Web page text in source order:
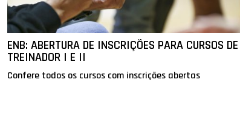
ENB: ABERTURA DE INSCRIÇÕES PARA CURSOS DE
TREINADOR I E II
Confere todos os cursos com inscrições abertas